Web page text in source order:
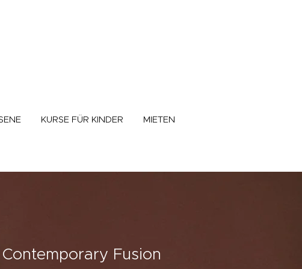
KURSE FÜR KINDER MIETEN
Contemporary Fusion